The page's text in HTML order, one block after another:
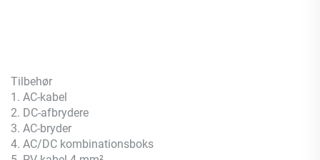
Tilbehør
1. AC-kabel
2. DC-afbrydere
3. AC-bryder
4. AC/DC kombinationsboks